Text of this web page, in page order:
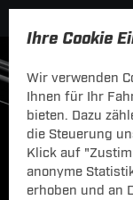
Ihre Cookie
Wir verwenden
Ihnen für Ihr
bieten. Dazu
die Steuerung
Klick auf
anonyme
erhoben und an